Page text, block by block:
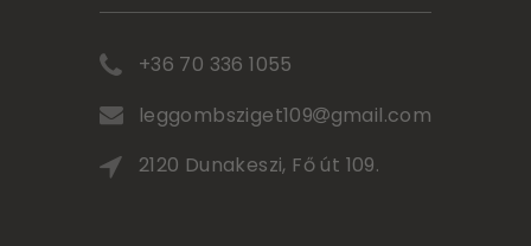
+36 70 336 1055
leggombsziget109
gmail.com
2120 Dunakeszi, Fő út 109.